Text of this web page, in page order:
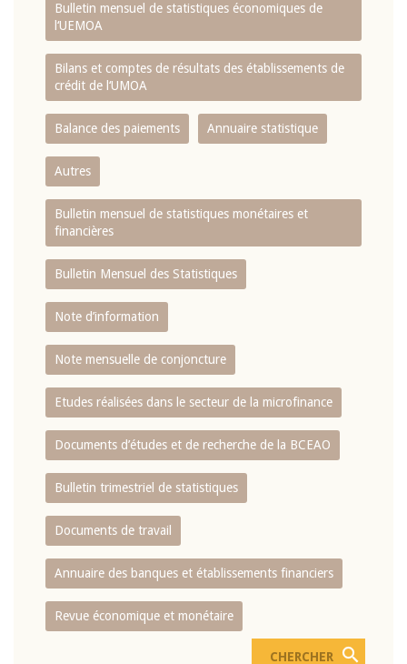
Bulletin mensuel de statistiques économiques de
l‘UEMOA
Bilans et comptes de résultats des établissements de
crédit de l‘UMOA
Balance des paiements Annuaire statistique
Autres
Bulletin mensuel de statistiques monétaires et
financières
Bulletin Mensuel des Statistiques
Note d’information
Note mensuelle de conjoncture
Etudes réalisées dans le secteur de la microfinance
Documents d’études et de recherche de la BCEAO
Bulletin trimestriel de statistiques
Documents de travail
Annuaire des banques et établissements financiers
Revue économique et monétaire